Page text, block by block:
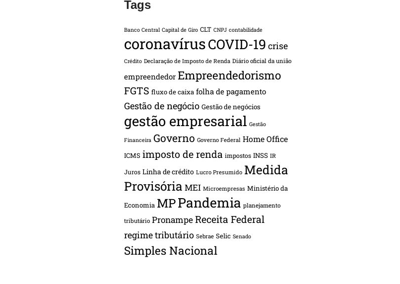
Tags
Banco Central Capital de Giro CLT CNPJ contabilidade
coronavírusCOVID-19 crise
Crédito Declaração de Imposto de Renda Diário oficial da união
empreendedor Empreendedorismo
FGTS fluxo de caixa folha de pagamento
Gestão de negócio Gestão de negócios
gestão empresarial Gestão
Financeira Governo Governo Federal Home Office
ICMS imposto de renda impostos INSS IR
Juros Linha de crédito Lucro Presumido Medida
Provisória MEI Microempresas Ministério da
Economia MPPandemia planejamento
tributário PronampeReceita Federal
regime tributário Sebrae Selic Senado
Simples Nacional